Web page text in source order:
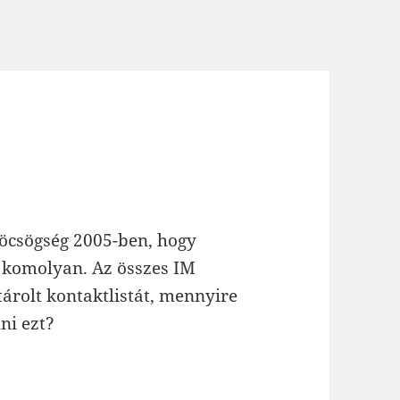
2005-ben, hogy
Az összes IM
kontaktlistát, mennyire
ezt?